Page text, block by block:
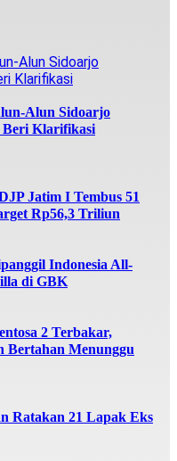
Alun Sidoarjo
Beri Klarifikasi
Jatim I Tembus 51
Rp56,3 Triliun
Indonesia All-
di GBK
2 Terbakar,
Bertahan Menunggu
Ratakan 21 Lapak Eks